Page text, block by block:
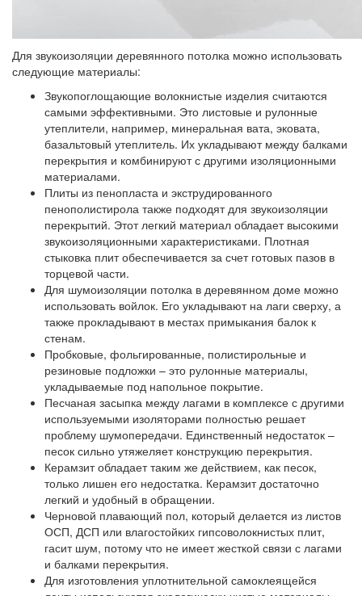
Для звукоизоляции деревянного потолка можно использовать
следующие материалы:
Звукопоглощающие волокнистые изделия считаются
самыми эффективными. Это листовые и рулонные
утеплители, например, минеральная вата, эковата,
базальтовый утеплитель. Их укладывают между балками
перекрытия и комбинируют с другими изоляционными
материалами.
Плиты из пенопласта и экструдированного
пенополистирола также подходят для звукоизоляции
перекрытий. Этот легкий материал обладает высокими
звукоизоляционными характеристиками. Плотная
стыковка плит обеспечивается за счет готовых пазов в
торцевой части.
Для шумоизоляции потолка в деревянном доме можно
использовать войлок. Его укладывают на лаги сверху, а
также прокладывают в местах примыкания балок к
стенам.
Пробковые, фольгированные, полистирольные и
резиновые подложки – это рулонные материалы,
укладываемые под напольное покрытие.
Песчаная засыпка между лагами в комплексе с другими
используемыми изоляторами полностью решает
проблему шумопередачи. Единственный недостаток –
песок сильно утяжеляет конструкцию перекрытия.
Керамзитобладает таким же действием, как песок,
только лишен его недостатка. Керамзит достаточно
легкий и удобный в обращении.
Черновой плавающий пол, который делается из листов
ОСП, ДСП или влагостойких гипсоволокнистых плит,
гасит шум, потому что не имеет жесткой связи с лагами
и балками перекрытия.
Для изготовления уплотнительной самоклеящейся